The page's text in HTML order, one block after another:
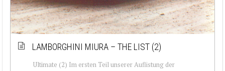
LAMBORGHINI MIURA – THE LIST (2)
Ultimate (2) Im ersten Teil unserer Auflistung der